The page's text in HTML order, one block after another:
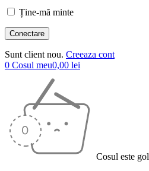
Ține-mă minte
Sunt client nou. Creeaza cont
0 Cosul meu0,00 lei
Cosul este gol